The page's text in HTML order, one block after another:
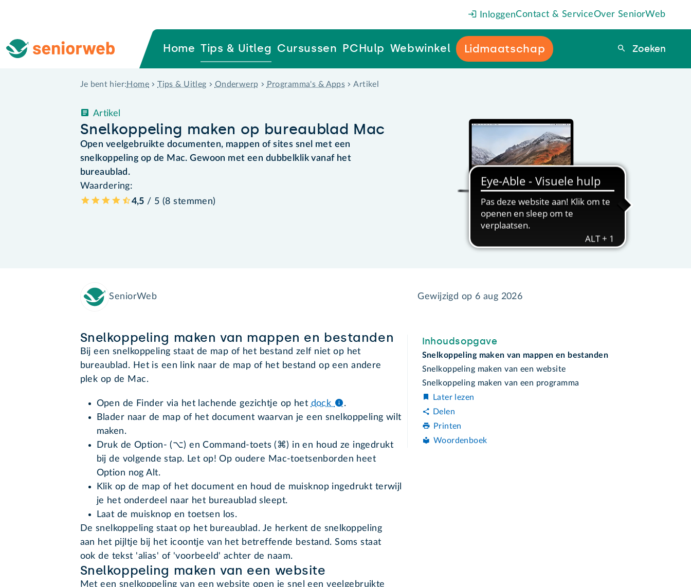
InloggenContact & ServiceOver SeniorWeb
Home Tips & Uitleg Cursussen PCHulp Webwinkel Lidmaatschap Zoeken
Zoeken
Je bent hier: Home Tips & Uitleg Onderwerp Programma's & Apps Artikel
Snelkoppeling maken op bureaublad Mac
Artikel
Open veelgebruikte documenten, mappen of sites snel met een
snelkoppeling op de Mac. Gewoon met een dubbelklik vanaf het
bureaublad.
Waardering:
4,5 / 5 (8 stemmen)
SeniorWeb Gewijzigd op 6 aug 2026
Snelkoppeling maken van mappen en bestanden
Bij een snelkoppeling staat de map of het bestand zelf niet op het
bureaublad. Het is een link naar de map of het bestand op een andere
plek op de Mac.
Open de Finder via het lachende gezichtje op het dock
.
Blader naar de map of het document waarvan je een snelkoppeling wilt
maken.
Druk de Option- (⌥) en Command-toets (⌘) in en houd ze ingedrukt
bij de volgende stap. Let op! Op oudere Mac-toetsenborden heet
Option nog Alt.
Klik op de map of het document en houd de muisknop ingedrukt terwijl
je het onderdeel naar het bureaublad sleept.
Laat de muisknop en toetsen los.
De snelkoppeling staat op het bureaublad. Je herkent de snelkoppeling
aan het pijltje bij het icoontje van het betreffende bestand. Soms staat
ook de tekst 'alias' of 'voorbeeld' achter de naam.
Snelkoppeling maken van een website
Met een snelkoppeling van een website open je snel een veelgebruikte
Inhoudsopgave
Snelkoppeling maken van mappen en bestanden
Snelkoppeling maken van een website
Snelkoppeling maken van een programma
Later lezen
Delen
Printen
Woordenboek